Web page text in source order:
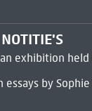
exhibition
essays by